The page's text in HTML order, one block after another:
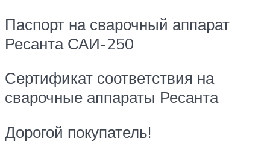
Паспорт на сварочный аппарат
Ресанта САИ-250
Сертификат соответствия на
сварочные аппараты Ресанта
Дорогой покупатель!